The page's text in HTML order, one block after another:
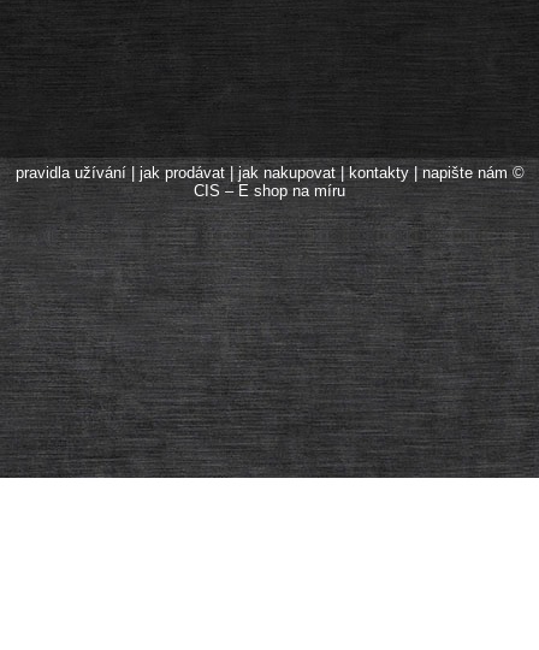
pravidla užívání| jak prodávat|jak nakupovat|kontakty|napište nám ©
CIS – E shop na míru